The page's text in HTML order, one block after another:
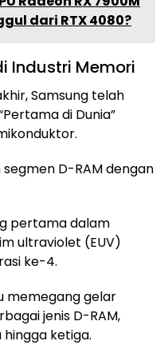
dari RTX 4080?
Industri Memori
Samsung telah
di Dunia”
D-RAM dengan
pertama dalam
ultraviolet (EUV)
ke-4.
memegang gelar
jenis D-RAM,
ketiga.